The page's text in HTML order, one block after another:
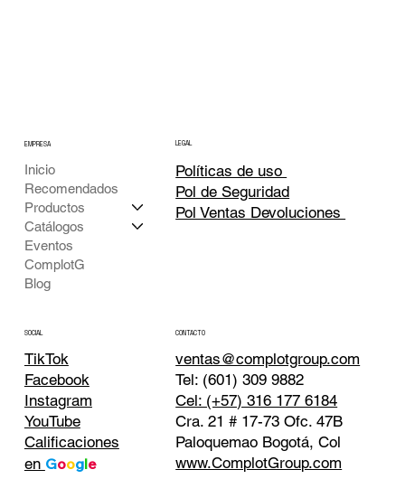
EMPRESA
Inicio
Recomendados
Productos
Catálogos
Eventos
ComplotG
Blog
LEGAL
Políticas de uso
Pol de Seguridad
Pol Ventas Devoluciones
SOCIAL
TikTok
Facebook
Instagram
YouTube
Calificaciones
en Google
CONTACTO
ventas@complotgroup.com
Tel: (601) 309 9882
Cel: (+57) 316 177 6184
Cra. 21 # 17-73 Ofc. 47B
Paloquemao Bogotá, Col
www.ComplotGroup.com